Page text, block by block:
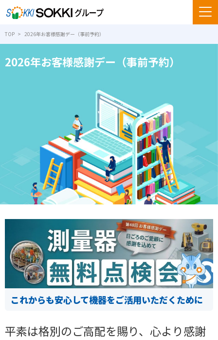
TOP 2026年お客様感謝デー（事前予約）
2026年お客様感謝デー（事前予約）
これからも安心して機器をご活用いただくために
平素は格別のご高配を賜り、心より感謝